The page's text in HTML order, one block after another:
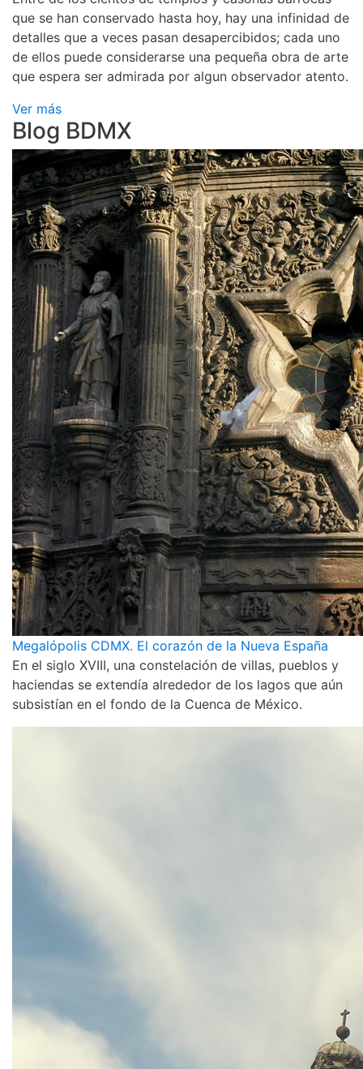
que se han conservado hasta hoy, hay una infinidad de
detalles que a veces pasan desapercibidos; cada uno
de ellos puede considerarse una pequeña obra de arte
que espera ser admirada por algun observador atento.
Ver más
Blog BDMX
Megalópolis CDMX. El corazón de la Nueva España
En el siglo XVIII, una constelación de villas, pueblos y
haciendas se extendía alrededor de los lagos que aún
subsistían en el fondo de la Cuenca de México.